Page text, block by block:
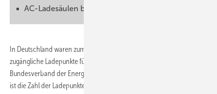
AC-Ladesäulen besser ausgelastet
In Deutschland waren zum Jahreswechsel 160.808 öffentlich
zugängliche Ladepunkte für Elektroautos installiert. Das teilt der
Bundesverband der Energie- und Wasserwirtschaft (BDEW) mit. Damit
ist die Zahl der Ladepunkte im Vergleich zum Vorjahr um über 30.300